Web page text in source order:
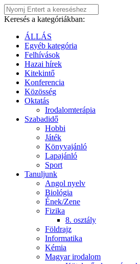
Keresés a kategóriákban:
ÁLLÁS
Egyéb kategória
Felhívások
Hazai hírek
Kitekintő
Konferencia
Közösség
Oktatás
Irodalomterápia
Szabadidő
Hobbi
Játék
Könyvajánló
Lapajánló
Sport
Tanuljunk
Angol nyelv
Biológia
Ének/Zene
Fizika
8. osztály
Földrajz
Informatika
Kémia
Magyar irodalom